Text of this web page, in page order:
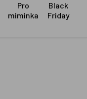
Pro
miminka
Black
Friday